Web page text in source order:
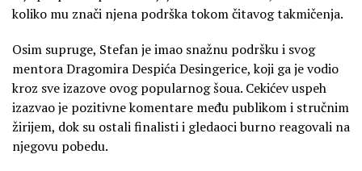
koliko mu znači njena podrška tokom čitavog takmičenja.
Osim supruge, Stefan je imao snažnu podršku i svog
mentora Dragomira Despića Desingerice, koji ga je vodio
kroz sve izazove ovog popularnog šoua. Cekićev uspeh
izazvao je pozitivne komentare među publikom i stručnim
žirijem, dok su ostali finalisti i gledaoci burno reagovali na
njegovu pobedu.